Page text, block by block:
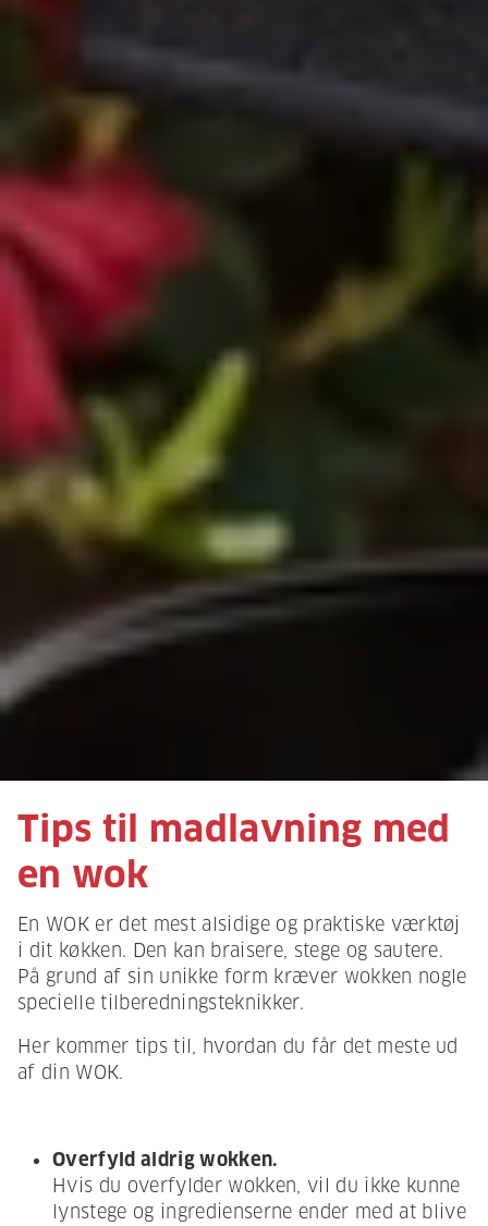
Tips til madlavning med
en wok
En WOK er det mest alsidige og praktiske værktøj
i dit køkken. Den kan braisere, stege og sautere.
På grund af sin unikke form kræver wokken nogle
specielle tilberedningsteknikker.
Her kommer tips til, hvordan du får det meste ud
af din WOK.
Overfyld aldrig wokken.
Hvis du overfylder wokken, vil du ikke kunne
lynstege og ingredienserne ender med at blive